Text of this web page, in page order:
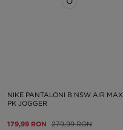
NIKE PANTALONI B NSW AIR MAX
PK JOGGER
179,99 RON 279,99 RON